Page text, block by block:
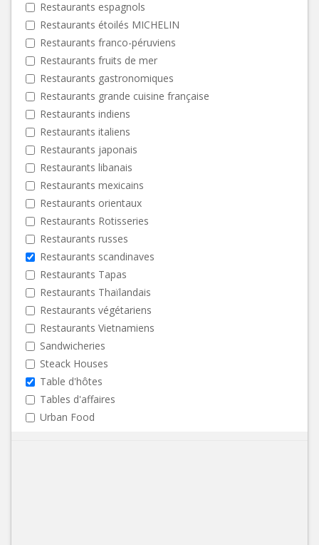
Restaurants espagnols
Restaurants étoilés MICHELIN
Restaurants franco-péruviens
Restaurants fruits de mer
Restaurants gastronomiques
Restaurants grande cuisine française
Restaurants indiens
Restaurants italiens
Restaurants japonais
Restaurants libanais
Restaurants mexicains
Restaurants orientaux
Restaurants Rotisseries
Restaurants russes
Restaurants scandinaves
Restaurants Tapas
Restaurants Thaïlandais
Restaurants végétariens
Restaurants Vietnamiens
Sandwicheries
Steack Houses
Table d'hôtes
Tables d'affaires
Urban Food